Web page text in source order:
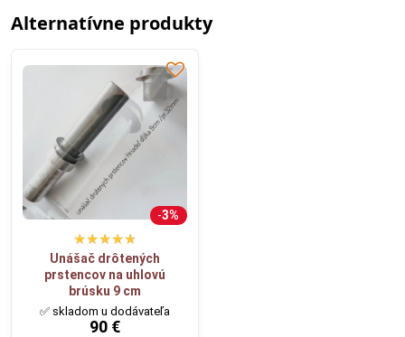
Alternatívne produkty
3%
Unášač drôtených
prstencov na uhlovú
brúsku 9 cm
✅ skladom u dodávateľa
90 €